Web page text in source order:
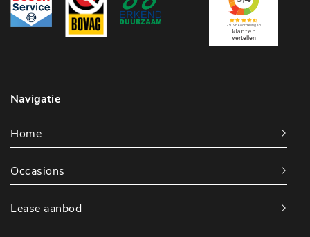
Navigatie
Home
Occasions
Lease aanbod